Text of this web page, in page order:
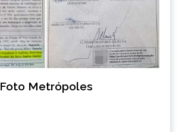
Foto Metrópoles